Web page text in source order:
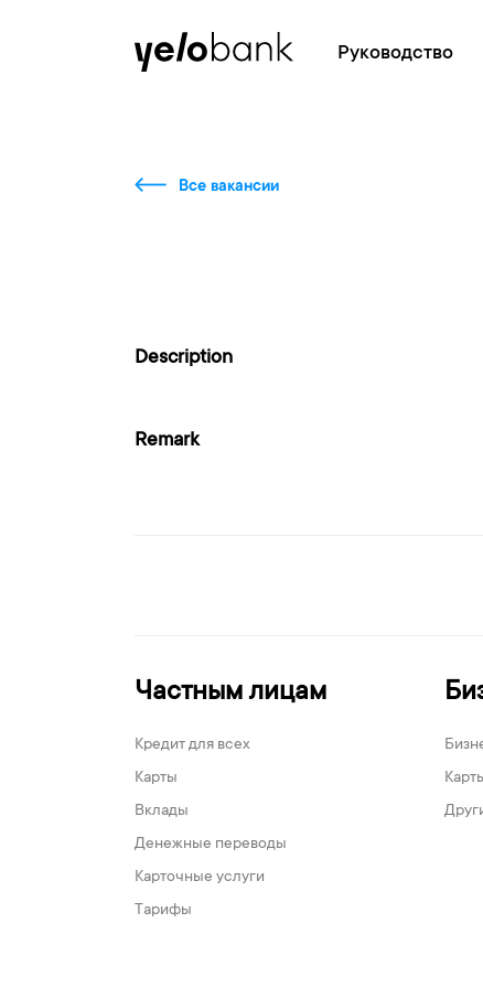
Руководство
Все вакансии
Description
Remark
Частным лицам
Кредит для всех
Карты
Вклады
Денежные переводы
Карточные услуги
Тарифы